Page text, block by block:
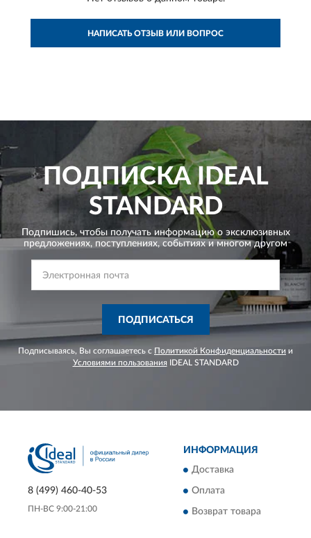
НАПИСАТЬ ОТЗЫВ ИЛИ ВОПРОС
ПОДПИСКАIDEAL
STANDARD
Подпишись, чтобы получать информацию о эксклюзивных
предложениях, поступлениях, событиях и многом другом
ПОДПИСАТЬСЯ
Подписываясь, Вы соглашаетесь с Политикой Конфиденциальности и
Условиями пользования IDEAL STANDARD
8 (499) 460-40-53
ПН-ВС 9:00-21:00
ИНФОРМАЦИЯ
Доставка
Оплата
Возврат товара